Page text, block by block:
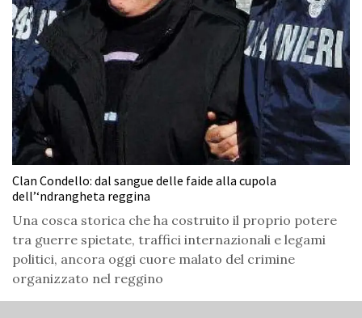
Clan Condello: dal sangue delle faide alla cupola
dell’‘ndrangheta reggina
Una cosca storica che ha costruito il proprio potere
tra guerre spietate, traffici internazionali e legami
politici, ancora oggi cuore malato del crimine
organizzato nel reggino